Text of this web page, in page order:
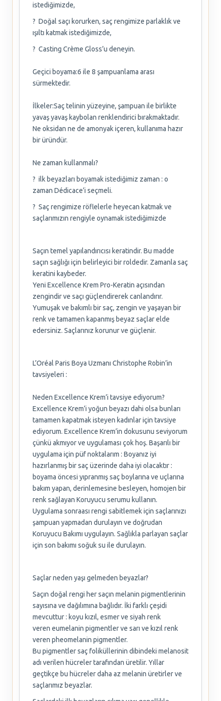
istediğimizde,
? Doğal saçı korurken, saç rengimize parlaklık ve
ışıltı katmak istediğimizde,
? Casting Crème Gloss’u deneyin.
Geçici boyama:6 ile 8 şampuanlama arası
sürmektedir.
İlkeler:Saç telinin yüzeyine, şampuan ile birlikte
yavaş yavaş kaybolan renklendirici bırakmaktadır.
Ne oksidan ne de amonyak içeren, kullanıma hazır
bir üründür.
Ne zaman kullanmalı?
? ilk beyazları boyamak istediğimiz zaman : o
zaman Dédicace’i seçmeli.
? Saç rengimize röflelerle heyecan katmak ve
saçlarımızın rengiyle oynamak istediğimizde
Saçın temel yapılandırıcısı keratindir. Bu madde
saçın sağlığı için belirleyici bir roldedir. Zamanla saç
keratini kaybeder.
Yeni Excellence Krem Pro-Keratin açısından
zengindir ve saçı güçlendirerek canlandırır.
Yumuşak ve bakımlı bir saç, zengin ve yaşayan bir
renk ve tamamen kapanmış beyaz saçlar elde
edersiniz. Saçlarınız korunur ve güçlenir.
L’Oréal Paris Boya Uzmanı Christophe Robin’in
tavsiyeleri :
Neden Excellence Krem’i tavsiye ediyorum?
Excellence Krem’i yoğun beyazı dahi olsa bunları
tamamen kapatmak isteyen kadınlar için tavsiye
ediyorum. Excellence Krem’in dokusunu seviyorum
çünkü akmıyor ve uygulaması çok hoş. Başarılı bir
uygulama için püf noktalarım : Boyanız iyi
hazırlanmış bir saç üzerinde daha iyi olacaktır :
boyama öncesi yıpranmış saç boylarına ve uçlarına
bakım yapan, derinlemesine besleyen, homojen bir
renk sağlayan Koruyucu serumu kullanın.
Uygulama sonraası rengi sabitlemek için saçlarınızı
şampuan yapmadan durulayın ve doğrudan
Koruyucu Bakımı uygulayın. Sağlıkla parlayan saçlar
için son bakımı soğuk su ile durulayın.
Saçlar neden yaşı gelmeden beyazlar?
Saçın doğal rengi her saçın melanin pigmentlerinin
sayısına ve dağılımına bağlıdır. İki farklı çeşidi
mevcuttur : koyu kızıl, esmer ve siyah renk
veren eumelanin pigmentler ve sarı ve kızıl renk
veren pheomelanin pigmentler.
Bu pigmentler saç foliküllerinin dibindeki melanosit
adı verilen hücreler tarafından üretilir. Yıllar
geçtikçe bu hücreler daha az melanin üretirler ve
saçlarımız beyazlar.